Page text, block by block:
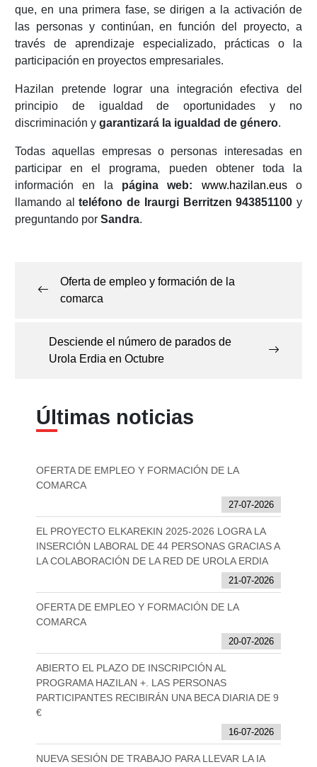
que, en una primera fase, se dirigen a la activación de
las personas y continúan, en función del proyecto, a
través de aprendizaje especializado, prácticas o la
participación en proyectos empresariales.
Hazilan pretende lograr una integración efectiva del
principio de igualdad de oportunidades y no
discriminación y garantizará la igualdad de género.
Todas aquellas empresas o personas interesadas en
participar en el programa, pueden obtener toda la
información en la página web: www.hazilan.euso
llamando alteléfono de Iraurgi Berritzen 943851100 y
preguntando por Sandra.
entradas
Oferta de empleo y formación de la
comarca
Desciende el número de parados de
Urola Erdia en Octubre
Últimas noticias
OFERTA DE EMPLEO Y FORMACIÓN DE LA
COMARCA
27-07-2026
EL PROYECTO ELKAREKIN 2025-2026 LOGRA LA
INSERCIÓN LABORAL DE 44 PERSONAS GRACIAS A
LA COLABORACIÓN DE LA RED DE UROLA ERDIA
21-07-2026
OFERTA DE EMPLEO Y FORMACIÓN DE LA
COMARCA
20-07-2026
ABIERTO EL PLAZO DE INSCRIPCIÓN AL
PROGRAMA HAZILAN +. LAS PERSONAS
PARTICIPANTES RECIBIRÁN UNA BECA DIARIA DE 9
€
16-07-2026
NUEVA SESIÓN DE TRABAJO PARA LLEVAR LA IA